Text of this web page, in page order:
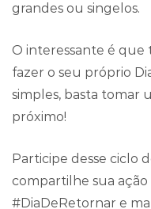
grandes ou singelos.
O interessante é
fazer o seu próprio
simples, basta tomar
próximo!
Participe desse ciclo
compartilhe sua ação
#DiaDeRetornar e